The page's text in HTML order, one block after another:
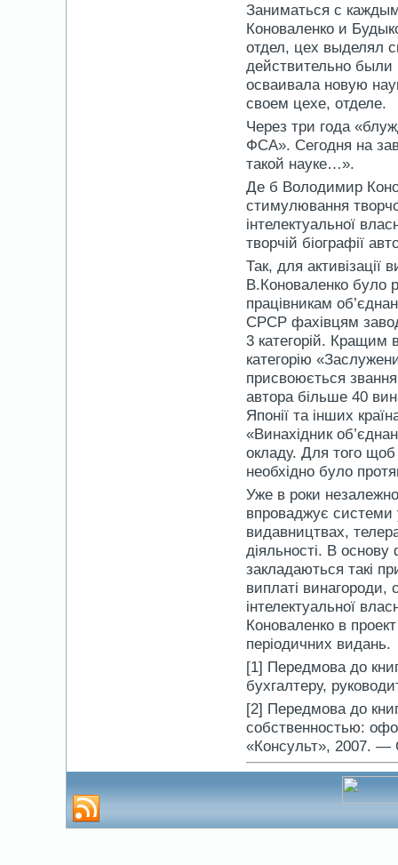
Заниматься с
Коноваленко и
отдел, цех выделял
действительно были
осваивала новую
своем цехе, отделе.
Через три года
ФСА». Сегодня на
такой науке…».
Де б Володимир
стимулювання
інтелектуальної
творчій біографії
Так, для активізації
В.Коноваленко було
працівникам
СРСР фахівцям
3 категорій. Кращим
категорію
присвоюється
автора більше 40
Японії та інших
«Винахідник
окладу. Для того щоб
необхідно було
Уже в роки
впроваджує
видавництвах,
діяльності. В
закладаються такі
виплаті винагороди,
інтелектуальної
Коноваленко в
періодичних видань.
[1] Передмова до
бухгалтеру,
[2] Передмова до
собственностью:
«Консульт», 2007. —